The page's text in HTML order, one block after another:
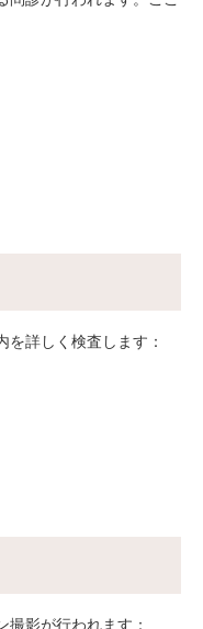
詳しく検査します：
影が行われます：